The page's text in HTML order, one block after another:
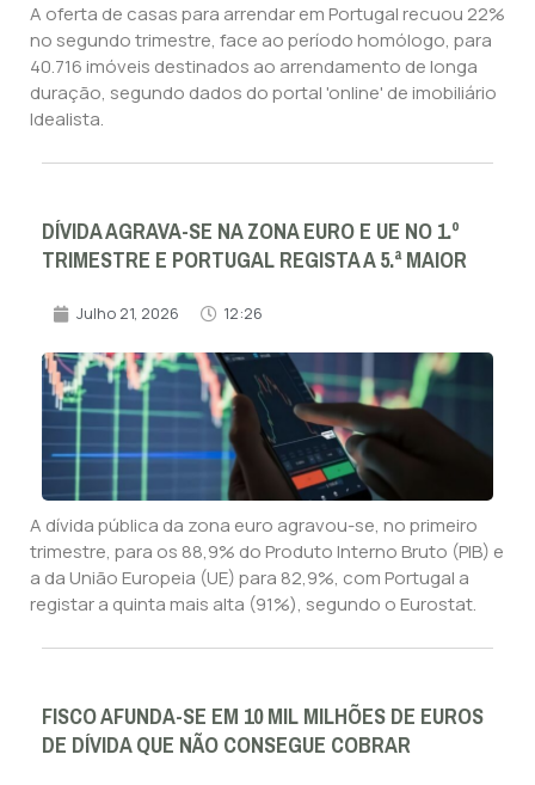
A oferta de casas para arrendar em Portugal recuou 22%
no segundo trimestre, face ao período homólogo, para
40.716 imóveis destinados ao arrendamento de longa
duração, segundo dados do portal 'online' de imobiliário
Idealista.
DÍVIDA AGRAVA-SE NA ZONA EURO E UE NO 1.º
TRIMESTRE E PORTUGAL REGISTA A 5.ª MAIOR
Julho 21, 2026 12:26
A dívida pública da zona euro agravou-se, no primeiro
trimestre, para os 88,9% do Produto Interno Bruto (PIB) e
a da União Europeia (UE) para 82,9%, com Portugal a
registar a quinta mais alta (91%), segundo o Eurostat.
FISCO AFUNDA-SE EM 10 MIL MILHÕES DE EUROS
DE DÍVIDA QUE NÃO CONSEGUE COBRAR